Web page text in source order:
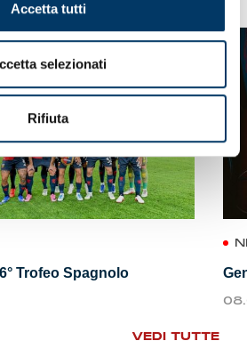
Accetta tutti
selezionati
Rifiuta
Trofeo Spagnolo
VEDI TUTTE